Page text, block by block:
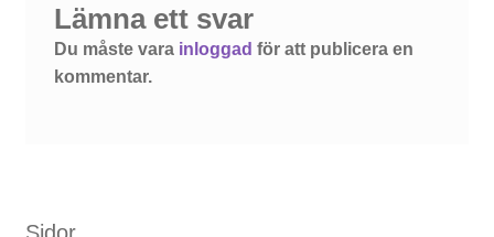
Lämna ett svar
Du måste vara inloggad för att publicera en
kommentar.